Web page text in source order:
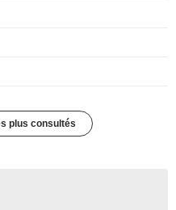
plus consultés